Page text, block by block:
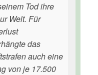
Tod ihre
Welt. Für
das
auch eine
von je 17.500